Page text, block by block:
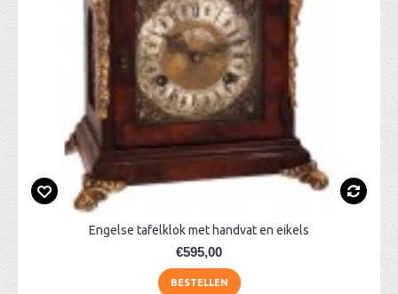
Engelse tafelklok met handvat en eikels
€595,00
BESTELLEN